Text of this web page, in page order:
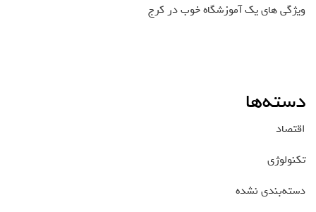
ویژگی های یک آموزشگاه خوب در کرج
دسته‌ها
اقتصاد
تکنولوژی
دسته‌بندی نشده